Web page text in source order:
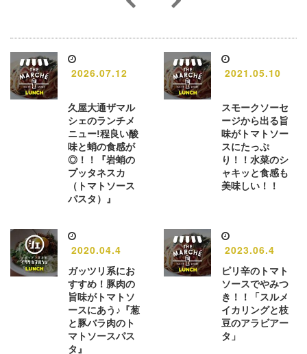
2026.07.12
久屋大通ザマル
シェのランチメ
ニュー!程良い酸
味と蛸の食感が
◎！！『岩蛸の
プッタネスカ
（トマトソース
パスタ）』
2021.05.10
スモークソーセ
ージから出る旨
味がトマトソー
スにたっぷ
り！！水菜のシ
ャキッと食感も
美味しい！！
2020.04.4
ガッツリ系にお
すすめ！豚肉の
旨味がトマトソ
ースにあう♪『葱
と豚バラ肉のト
マトソースパス
タ』
2023.06.4
ピリ辛のトマト
ソースでやみつ
き！！「スルメ
イカリングと枝
豆のアラビアー
タ」